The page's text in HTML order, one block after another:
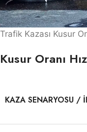
Trafik Kazası Kusur
Kusur Oranı
KAZA SENARYOSU /